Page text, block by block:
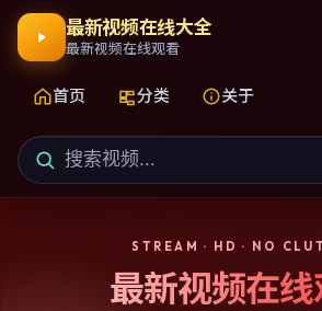
最新视频在线大全
最新视频在线观看
首页 分类 关于
STREAM · HD · NO
最新视频在